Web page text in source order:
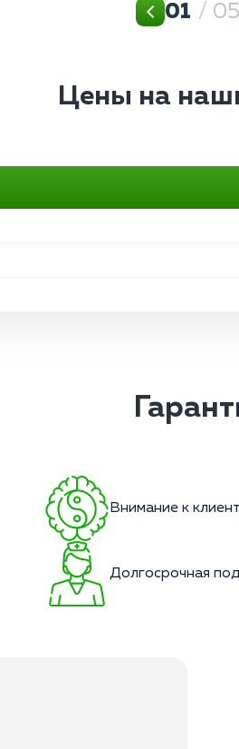
01 / 05
Цены на
Внимание к
Долгосрочная